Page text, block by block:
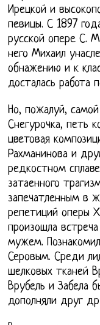
Ирецкой и
певицы. С 1897
русской опере С.
него Михаил
обнажению и к
досталась работа
Но, пожалуй,
Снегурочка, петь
цветовая
Рахманинова и
редкостном
затаенного
запечатленным в
репетиций оперы
произошла
мужем.
Серовым. Среди
шелковых тканей
Врубель и Забела
дополняли друг